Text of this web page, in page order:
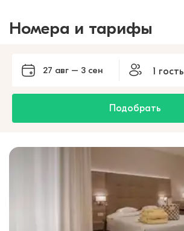
Номера и тарифы
27 авг – 3 сен 1 гость
Подобрать